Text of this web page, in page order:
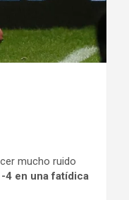
mucho ruido
-4 en una fatídica